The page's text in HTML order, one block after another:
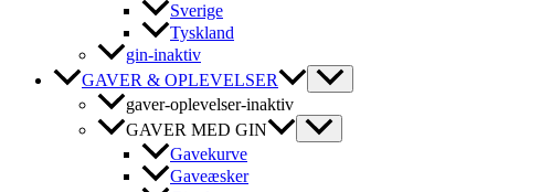
Sverige
Tyskland
gin-inaktiv
GAVER & OPLEVELSER
gaver-oplevelser-inaktiv
GAVER MED GIN
Gavekurve
Gaveæsker